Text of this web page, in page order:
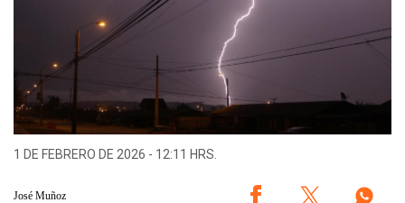
1 DE FEBRERO DE 2026 - 12:11 HRS.
José Muñoz